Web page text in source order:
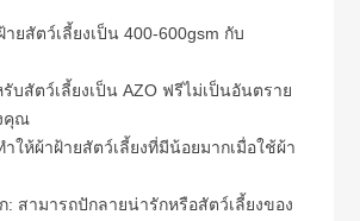
ยสัตว์เลี้ยงเป็น 400-600gsm กับ
บสัตว์เลี้ยงเป็น AZO ฟรีไม่เป็นอันตราย
คุณ
ให้ผ้าฝ้ายสัตว์เลี้ยงที่มีน้อยมากเมื่อใช้ผ้า
: สามารถปักลายน่ารักหรือสัตว์เลี้ยงของ